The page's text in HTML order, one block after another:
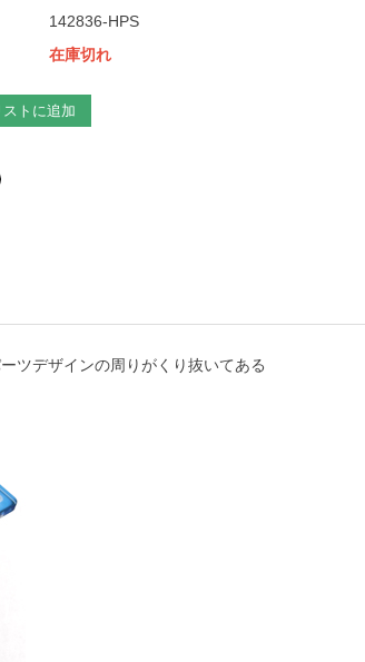
142836-HPS
在庫切れ
トに追加
ツデザインの周りがくり抜いてある